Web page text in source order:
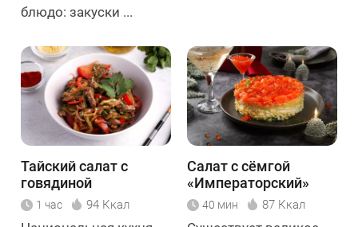
блюдо: закуски ...
Тайский салат с
говядиной
1 час 94 Ккал
Салат с сёмгой
«Императорский»
40 мин 87 Ккал